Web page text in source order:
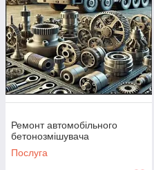
Ремонт автомобільного
бетонозмішувача
Послуга